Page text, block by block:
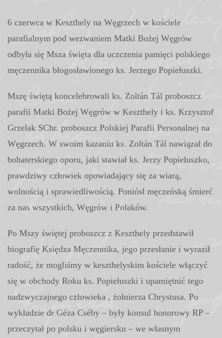
6 czerwca w Keszthely na Węgrzech w kościele
parafialnym pod wezwaniem Matki Bożej Węgrów
odbyła się Msza święta dla uczczenia pamięci polskiego
męczennika błogosławionego ks. Jerzego Popiełuszki.
Mszę świętą koncelebrowali ks. Zoltán Tál proboszcz
parafii Matki Bożej Węgrów w Keszthely i ks. Krzysztof
Grzelak SChr. proboszcz Polskiej Parafii Personalnej na
Węgrzech. W swoim kazaniu ks. Zoltán Tál nawiązał do
bohaterskiego oporu, jaki stawiał ks. Jerzy Popiełuszko,
prawdziwy człowiek opowiadający się za wiarą,
wolnością i sprawiedliwością. Poniósł męczeńską śmierć
za nas wszystkich, Węgrów i Polaków.
Po Mszy świętej proboszcz z Keszthely przedstawił
biografię Księdza Męczennika, jego przesłanie i wyraził
radość, że mogliśmy w keszthelyskim kościele włączyć
się w obchody Roku ks. Popiełuszki i upamiętnić tego
nadzwyczajnego człowieka , żołnierza Chrystusa. Po
wykładzie dr Géza Cséby – były konsul honorowy RP –
przeczytał po polsku i węgiersku – we własnym